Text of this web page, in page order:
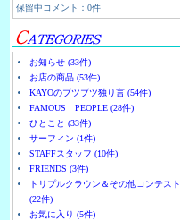
保留中コメント：0件
お知らせ (33件)
お店の商品 (53件)
KAYOのブツブツ独り言 (54件)
FAMOUS PEOPLE (28件)
ひとこと (33件)
サーフィン (1件)
STAFFスタッフ (10件)
FRIENDS (3件)
トリプルクラウン＆その他コンテスト
(22件)
お気に入り (5件)